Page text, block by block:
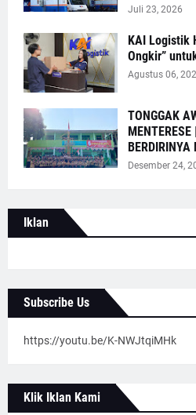
Juli 23, 2026
KAI Logistik
Ongkir”
Agustus 06,
TONGGAK
BERDIRINYA
Desember 24,
Iklan
Subscribe Us
https://youtu.be/K-NWJtqiMHk
Klik Iklan Kami